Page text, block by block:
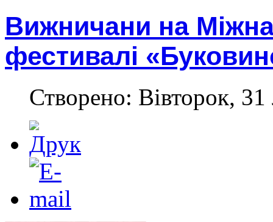
Вижничани на
фестивалі
Створено: Вівторок,